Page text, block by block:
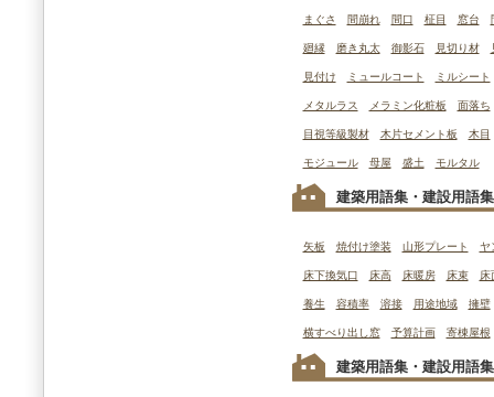
まぐさ 間崩れ 間口 柾目 窓台
廻縁 磨き丸太 御影石 見切り材
見付け ミュールコート ミルシート
メタルラス メラミン化粧板 面落ち
目視等級製材 木片セメント板 木目
モジュール 母屋 盛土 モルタル
建築用語集・建設用語
矢板 焼付け塗装 山形プレート ヤ
床下換気口 床高 床暖房 床束 床
養生 容積率 溶接 用途地域 擁壁
横すべり出し窓 予算計画 寄棟屋根
建築用語集・建設用語